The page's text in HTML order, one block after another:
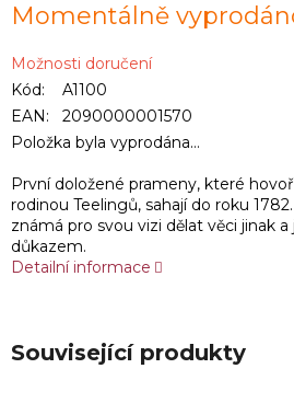
cena:
Momentálně
Možnosti doručení
Kód:
A1100
EAN:
2090000001570
Položka byla vyprodána…
První doložené prameny, které
rodinou Teelingů, sahají do roku
známá pro svou vizi dělat věci jinak
důkazem.
Detailní informace
Související produkty